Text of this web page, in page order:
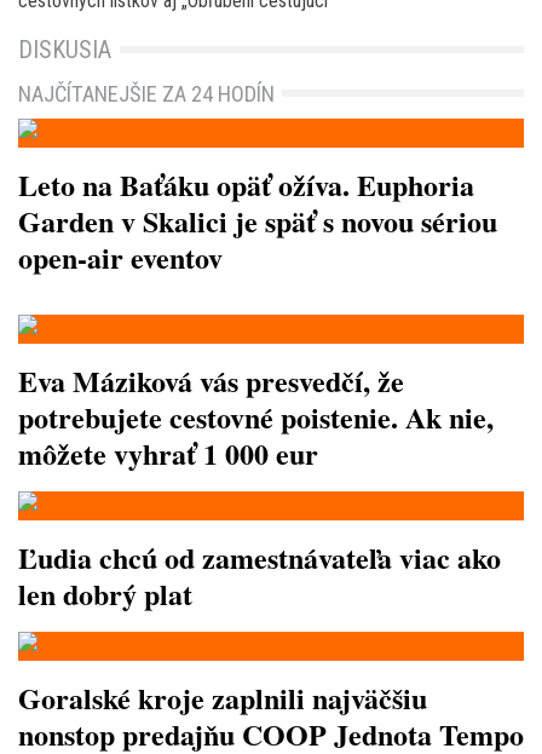
DISKUSIA
NAJČÍTANEJŠIE ZA 24 HODÍN
Leto na Baťáku opäť ožíva. Euphoria
Garden v Skalici je späť s novou sériou
open-air eventov
Eva Máziková vás presvedčí, že
potrebujete cestovné poistenie. Ak nie,
môžete vyhrať 1 000 eur
Ľudia chcú od zamestnávateľa viac ako
len dobrý plat
Goralské kroje zaplnili najväčšiu
nonstop predajňu COOP Jednota Tempo